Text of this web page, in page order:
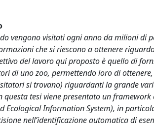
vengono visitati ogni anno da milioni di
che si riescono a ottenere
del lavoro qui proposto è quello di
di uno zoo, permettendo loro di
si trovano) riguardanti la grande
tesi viene presentato un
Ecological Information System), in
nell’identificazione automatica di